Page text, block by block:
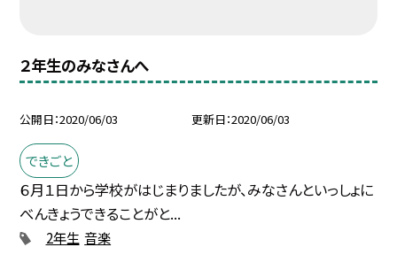
２年生のみなさんへ
公開日 2020/06/03 更新日 2020/06/03
できごと
６月１日から学校がはじまりましたが、みなさんといっしょに
べんきょうできることがと...
2年生 音楽